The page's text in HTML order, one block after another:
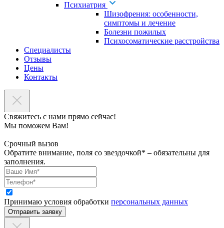
Психиатрия
Шизофрения: особенности,
симптомы и лечение
Болезни пожилых
Психосоматические расстройства
Специалисты
Отзывы
Цены
Контакты
Свяжитесь с нами прямо сейчас!
Мы поможем Вам!
Срочный вызов
Обратите внимание, поля со звездочкой* – обязательны для
заполнения.
Принимаю условия обработки персональных данных
Отправить заявку